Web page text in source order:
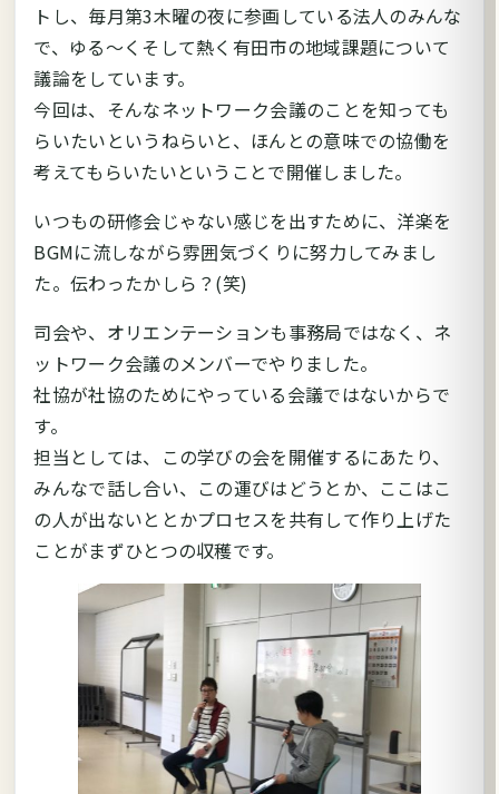
トし、毎月第3木曜の夜に参画している法人のみんな
で、ゆる～くそして熱く有田市の地域課題について
議論をしています。
今回は、そんなネットワーク会議のことを知っても
らいたいというねらいと、ほんとの意味での協働を
考えてもらいたいということで開催しました。
いつもの研修会じゃない感じを出すために、洋楽を
BGMに流しながら雰囲気づくりに努力してみまし
た。伝わったかしら？(笑)
司会や、オリエンテーションも事務局ではなく、ネ
ットワーク会議のメンバーでやりました。
社協が社協のためにやっている会議ではないからで
す。
担当としては、この学びの会を開催するにあたり、
みんなで話し合い、この運びはどうとか、ここはこ
の人が出ないととかプロセスを共有して作り上げた
ことがまずひとつの収穫です。